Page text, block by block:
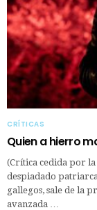
CRÍTICAS
Quien a hierro
(Crítica cedida por
despiadado
gallegos, sale de la
avanzada …